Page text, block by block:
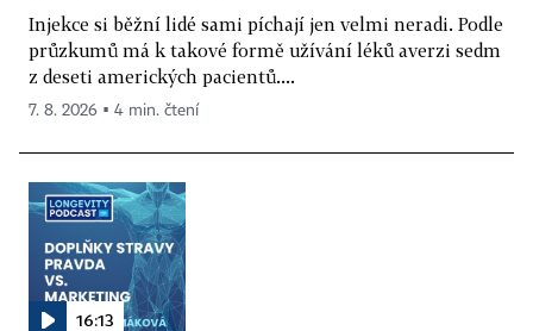
Injekce si běžní lidé sami píchají jen velmi neradi. Podle
průzkumů má k takové formě užívání léků averzi sedm
z deseti amerických pacientů....
7. 8. 2026 ▪ 4 min. čtení
16:13